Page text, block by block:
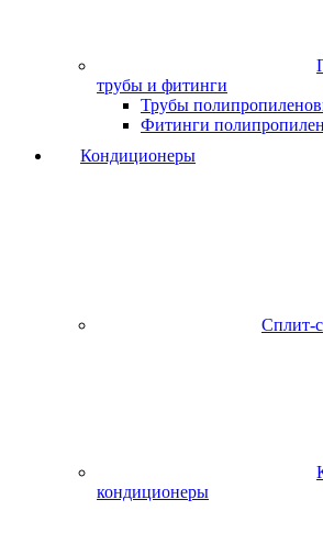
трубы и фитинги
Трубы
Фитинги
Кондиционеры
Сплит-
кондиционеры